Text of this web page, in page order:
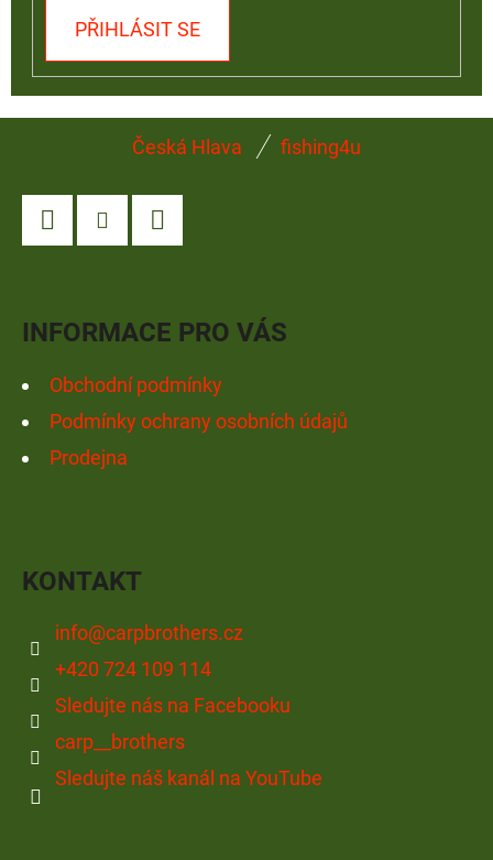
PŘIHLÁSIT SE
Česká Hlava fishing4u
INFORMACE PRO VÁS
Obchodní podmínky
Podmínky ochrany osobních údajů
Prodejna
KONTAKT
info@carpbrothers.cz
+420 724 109 114
Sledujte nás na Facebooku
carp__brothers
Sledujte náš kanál na YouTube